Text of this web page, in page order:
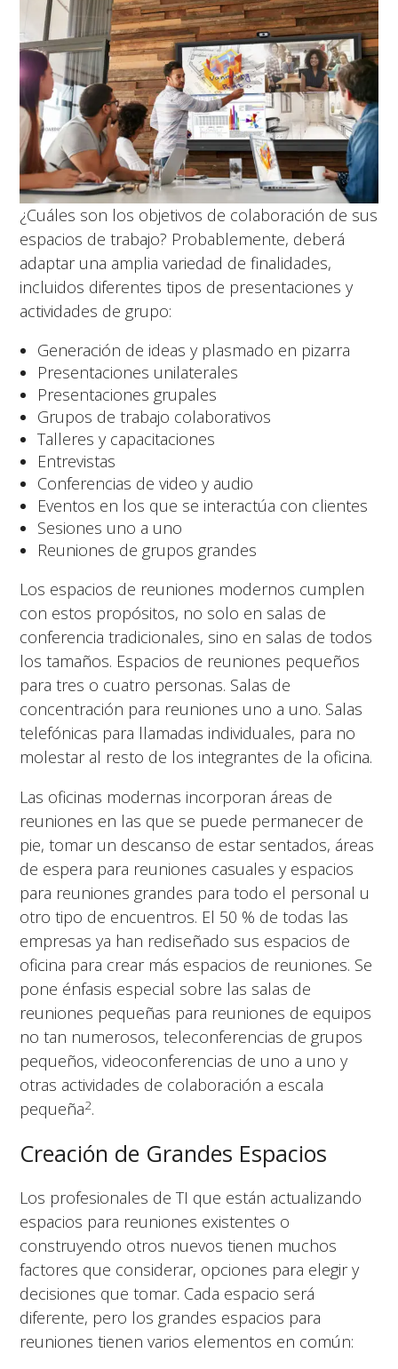
¿Cuáles son los objetivos de colaboración de sus
espacios de trabajo? Probablemente, deberá
adaptar una amplia variedad de finalidades,
incluidos diferentes tipos de presentaciones y
actividades de grupo:
Generación de ideas y plasmado en pizarra
Presentaciones unilaterales
Presentaciones grupales
Grupos de trabajo colaborativos
Talleres y capacitaciones
Entrevistas
Conferencias de video y audio
Eventos en los que se interactúa con clientes
Sesiones uno a uno
Reuniones de grupos grandes
Los espacios de reuniones modernos cumplen
con estos propósitos, no solo en salas de
conferencia tradicionales, sino en salas de todos
los tamaños. Espacios de reuniones pequeños
para tres o cuatro personas. Salas de
concentración para reuniones uno a uno. Salas
telefónicas para llamadas individuales, para no
molestar al resto de los integrantes de la oficina.
Las oficinas modernas incorporan áreas de
reuniones en las que se puede permanecer de
pie, tomar un descanso de estar sentados, áreas
de espera para reuniones casuales y espacios
para reuniones grandes para todo el personal u
otro tipo de encuentros. El 50 % de todas las
empresas ya han rediseñado sus espacios de
oficina para crear más espacios de reuniones. Se
pone énfasis especial sobre las salas de
reuniones pequeñas para reuniones de equipos
no tan numerosos, teleconferencias de grupos
pequeños, videoconferencias de uno a uno y
otras actividades de colaboración a escala
pequeña2.
Creación de Grandes Espacios
Los profesionales de TI que están actualizando
espacios para reuniones existentes o
construyendo otros nuevos tienen muchos
factores que considerar, opciones para elegir y
decisiones que tomar. Cada espacio será
diferente, pero los grandes espacios para
reuniones tienen varios elementos en común: